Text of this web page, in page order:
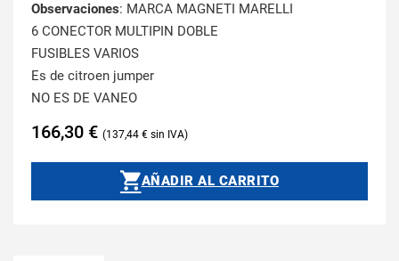
Observaciones: MARCA MAGNETI MARELLI
6 CONECTOR MULTIPIN DOBLE
FUSIBLES VARIOS
Es de citroen jumper
NO ES DE VANEO
166,30 € 137,44 €
AÑADIR AL CARRITO